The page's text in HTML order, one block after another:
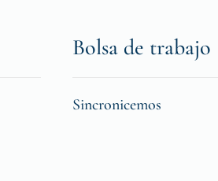
Bolsa de trabajo
Sincronicemos